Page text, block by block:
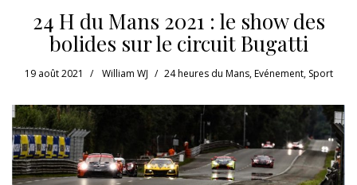
24 H du Mans 2021 : le show des
bolides sur le circuit Bugatti
19 août 2021 William WJ 24 heures du Mans,Evénement, Sport